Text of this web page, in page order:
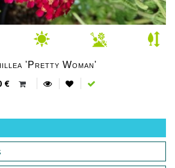
'Pretty Woman'
€